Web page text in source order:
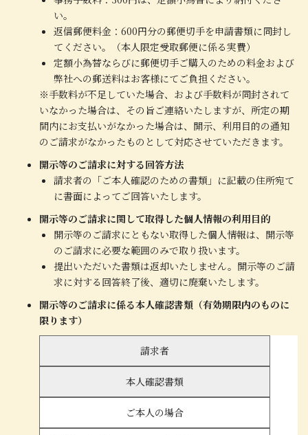
い。
返信郵便料金：600円分の郵便切手を申請書類に同封し
てください。（本人限定受取郵便に係る実費）
定額小為替ならびに郵便切手ご購入のための料金および
弊社への郵送料はお客様にてご負担ください。
※手数料が不足していた場合、および手数料が同封されて
いなかった場合は、その旨ご連絡いたしますが、所定の期
間内にお支払いがなかった場合は、開示、利用目的の通知
のご請求がなかったものとして対応させていただきます。
開示等のご請求に対する回答方法
請求者の「ご本人確認のための書類」に記載の住所宛て
に書面によってご回答いたします。
開示等のご請求に関して取得した個人情報の利用目的
開示等のご請求にともない取得した個人情報は、開示等
のご請求に必要な範囲のみで取り扱います。
提出いただいた書類は返却いたしません。開示等のご請
求に対する回答終了後、適切に廃棄いたします。
開示等のご請求に係る本人確認書類（有効期限内のものに
限ります）
請求者
本人確認書類
ご本人の場合